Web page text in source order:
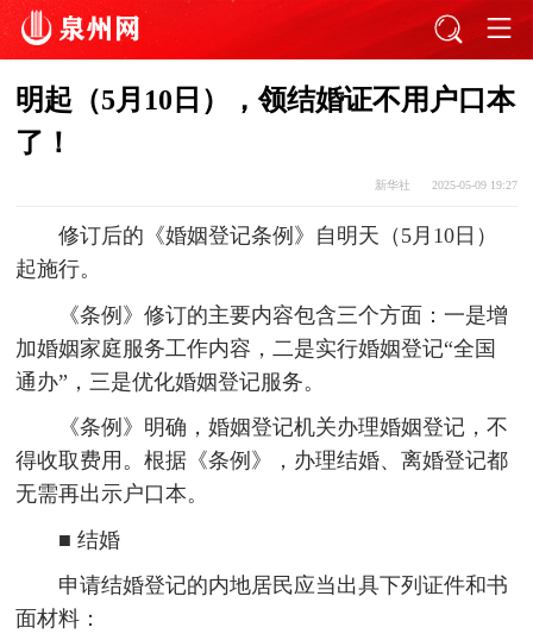
明起（5月10日），领结婚证不用户口本
了！
新华社 2025-05-09 19:27
修订后的《婚姻登记条例》自明天（5月10日）
起施行。
《条例》修订的主要内容包含三个方面：一是增
加婚姻家庭服务工作内容，二是实行婚姻登记“全国
通办”，三是优化婚姻登记服务。
《条例》明确，婚姻登记机关办理婚姻登记，不
得收取费用。根据《条例》，办理结婚、离婚登记都
无需再出示户口本。
■ 结婚
申请结婚登记的内地居民应当出具下列证件和书
面材料：